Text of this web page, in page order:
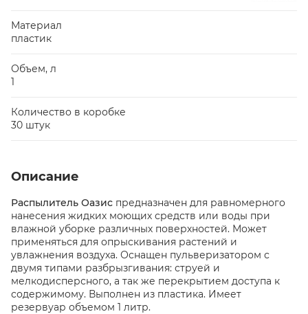
Материал
пластик
Объем, л
1
Количество в коробке
30 штук
Описание
Распылитель Оазис предназначен для равномерного
нанесения жидких моющих средств или воды при
влажной уборке различных поверхностей. Может
применяться для опрыскивания растений и
увлажнения воздуха. Оснащен пульверизатором с
двумя типами разбрызгивания: струей и
мелкодисперсного, а так же перекрытием доступа к
содержимому. Выполнен из пластика. Имеет
резервуар объемом 1 литр.